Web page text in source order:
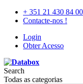
+ 351 21 430 84 00
Contacte-nos !
Login
Obter Acesso
Search
Todas as categorias